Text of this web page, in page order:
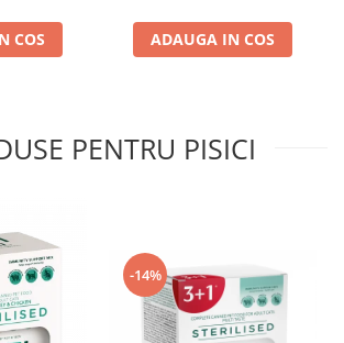
COS ADAUGA IN COS
PENTRU PISICI
-14%